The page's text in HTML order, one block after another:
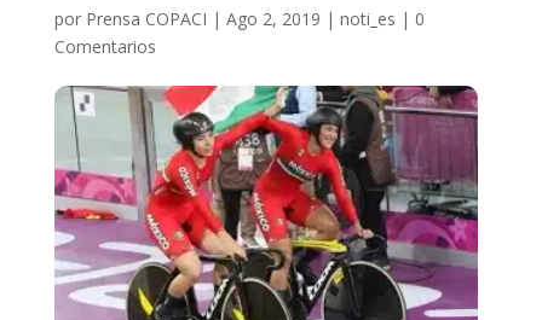
por Prensa COPACI | Ago 2, 2019 | noti_es | 0
Comentarios